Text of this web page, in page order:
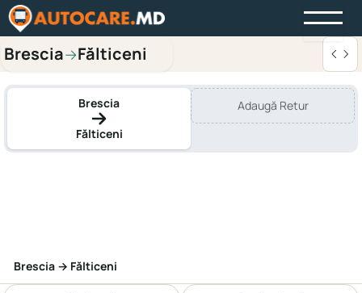
Brescia→Fălticeni
Brescia
Fălticeni
Adaugă Retur
Brescia → Fălticeni